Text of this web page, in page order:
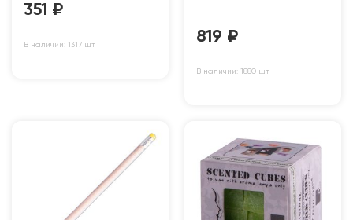
351 ₽
В наличии: 1317 шт 819 ₽
В наличии: 1880 шт